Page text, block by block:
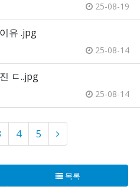
25-08-19
유 .jpg
25-08-14
ㄷ..jpg
25-08-14
4 5
목록